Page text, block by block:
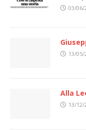
03/06/
13/05/
Alla
13/12/